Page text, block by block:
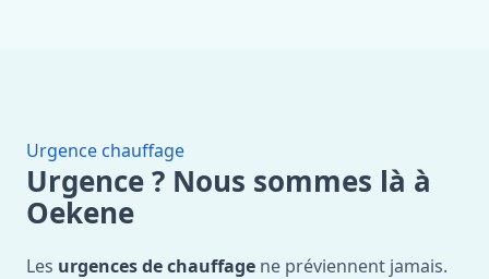
Urgence chauffage
Urgence ? Nous sommes là à
Oekene
Les urgences de chauffage ne préviennent jamais.